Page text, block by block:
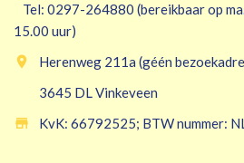
Tel: 0297-264880 (bereikbaar op
15.00 uur)

Herenweg 211a (géén
3645 DL Vinkeveen

KvK: 66792525; BTW nummer: